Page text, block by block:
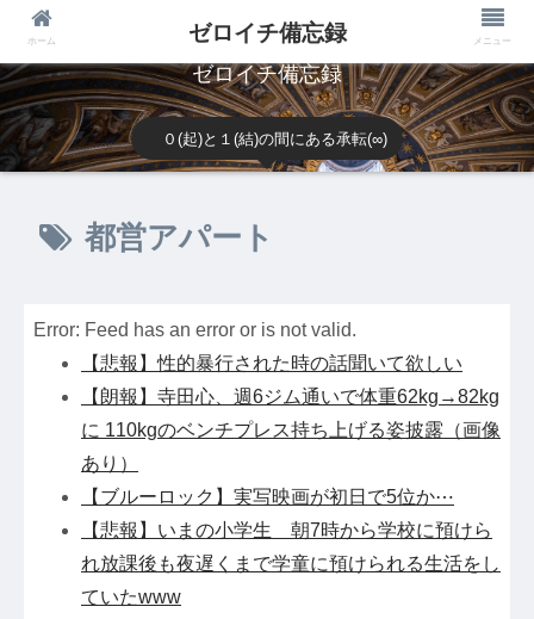
ゼロイチ備忘録
０(起)と１(結)の間にある承転(∞)
都営アパート
Error: Feed has an error or is not valid.
【悲報】性的暴行された時の話聞いて欲しい
【朗報】寺田心、週6ジム通いで体重62kg→82kg
に 110kgのベンチプレス持ち上げる姿披露（画像
あり）
【ブルーロック】実写映画が初日で5位か⋯
【悲報】いまの小学生 朝7時から学校に預けら
れ放課後も夜遅くまで学童に預けられる生活をし
ていたwww
ホーム ゼロイチ備忘録 メニュー